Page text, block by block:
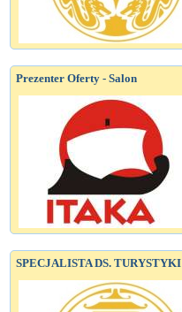
Prezenter Oferty - Salon
SPECJALISTA DS. TURYSTYKI